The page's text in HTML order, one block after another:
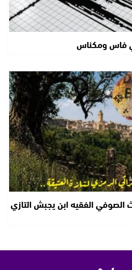
فاس ومكناس
الفقيه ابن يجبش التازي